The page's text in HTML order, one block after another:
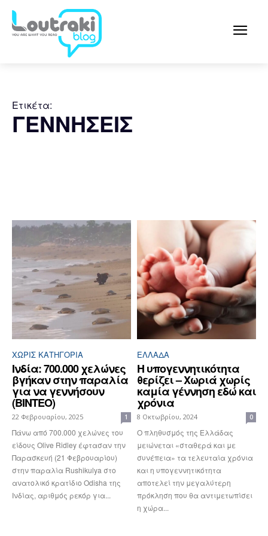
Ετικέτα:
ΓΕΝΝΗΣΕΙΣ
ΧΩΡΊΣ ΚΑΤΗΓΟΡΊΑ
Ινδία: 700.000 χελώνες
βγήκαν στην παραλία
για να γεννήσουν
(ΒΙΝΤΕΟ)
22 Φεβρουαρίου, 2025 1
Πάνω από 700.000 χελώνες του
είδους Olive Ridley έφτασαν την
Παρασκευή (21 Φεβρουαρίου)
στην παραλία Rushikulya στο
ανατολικό κρατίδιο Odisha της
Ινδίας, αριθμός ρεκόρ για...
ΕΛΛΆΔΑ
Η υπογεννητικότητα
θερίζει – Χωριά χωρίς
καμία γέννηση εδώ και
χρόνια
8 Οκτωβρίου, 2024 0
Ο πληθυσμός της Ελλάδας
μειώνεται «σταθερά και με
συνέπεια» τα τελευταία χρόνια
και η υπογεννητικότητα
αποτελεί την μεγαλύτερη
πρόκληση που θα αντιμετωπίσει
η χώρα...